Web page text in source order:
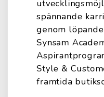
spännande
genom
Synsam
Style &
framtida